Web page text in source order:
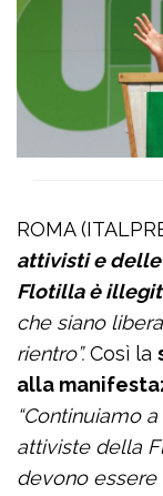
ROMA
attivisti e
Flotilla è
che siano
rientro”.Così la
alla
“Continuiamo
attiviste della
devono